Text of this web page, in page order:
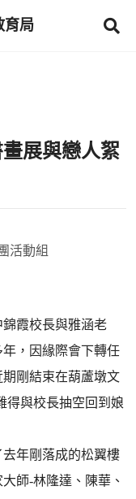
育局
展與戀人絮
活動組
霞校長與雅涵老
，因緣際會下轉任
剛結束在葫蘆墩文
得與校長抽空回到娘
年剛落成的松翼樓
師-林隆達、陳華、